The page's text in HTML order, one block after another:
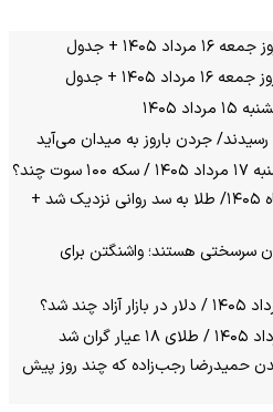
+ جدول
۱۴۰۵ + جدول
۱۴۰۵
رسیدند/ جردن باروز به میدان می‌آید
چند؟
قیمت طلا امروز ۱۵ مردادماه ۱۴۰۵/ طلا به سد روانی نزدیک شد +
سرسختی هستند؛ واشنگتن برای
حمیدرضا رجب‌زاده که چند روز پیش